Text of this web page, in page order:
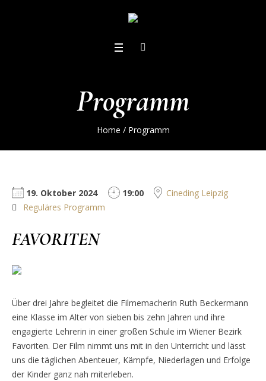
Programm
Home / Programm
19. Oktober 2024 19:00
Cineding Leipzig
Reguläres Programm
FAVORITEN
Über drei Jahre begleitet die Filmemacherin Ruth Beckermann
eine Klasse im Alter von sieben bis zehn Jahren und ihre
engagierte Lehrerin in einer großen Schule im Wiener Bezirk
Favoriten. Der Film nimmt uns mit in den Unterricht und lässt
uns die täglichen Abenteuer, Kämpfe, Niederlagen und Erfolge
der Kinder ganz nah miterleben.